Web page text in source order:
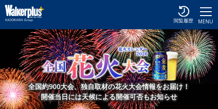
MENU
閲覧履歴
全国約900大会、独自取材の花火大会情報をお届け！
開催当日には天候による開催可否もお知らせ